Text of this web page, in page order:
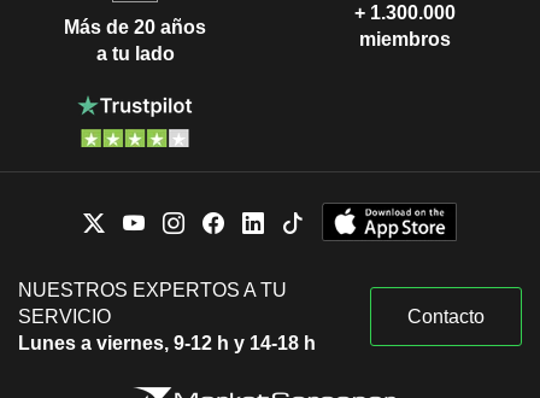
Más de 20 años
a tu lado
+ 1.300.000
miembros
NUESTROS EXPERTOS A TU
SERVICIO
Lunes a viernes, 9-12 h y 14-18 h
Contacto